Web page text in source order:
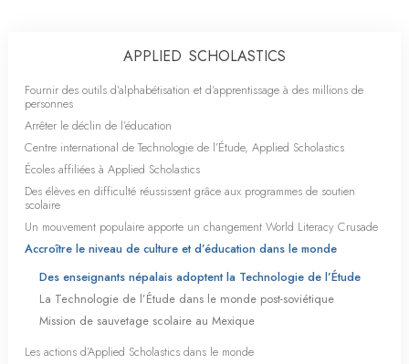
APPLIED SCHOLASTICS
Fournir des outils d’alphabétisation et d’apprentissage à des millions de
personnes
Arrêter le déclin de l’éducation
Centre international de Technologie de l’Étude, Applied Scholastics
Écoles affiliées à Applied Scholastics
Des élèves en difficulté réussissent grâce aux programmes de soutien
scolaire
Un mouvement populaire apporte un changement World Literacy Crusade
Accroître le niveau de culture et d’éducation dans le monde
Des enseignants népalais adoptent la Technologie de l’Étude
La Technologie de l’Étude dans le monde post-soviétique
Mission de sauvetage scolaire au Mexique
Les actions d’Applied Scholastics dans le monde